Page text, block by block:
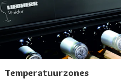
Temperatuurzones